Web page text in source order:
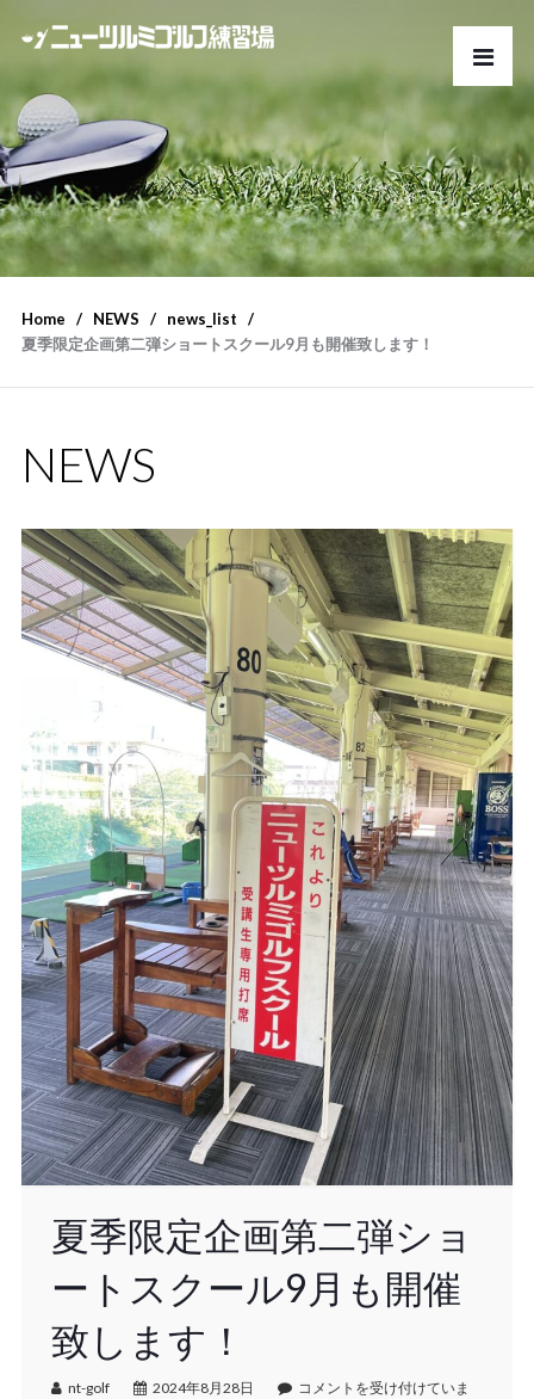
Home NEWS
news_list
夏季限定企画第二弾ショートスクール9月も開催致します！
NEWS
夏季限定企画第二弾ショ
ートスクール9月も開催
致します！
nt-golf 2024年8月28日
コメントを受け付けていま